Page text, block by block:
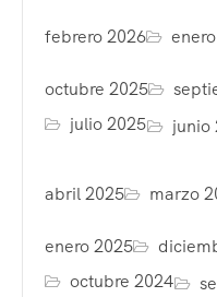
febrero 2026
octubre 2025
julio 2025
junio
abril 2025 marzo
enero 2025
octubre 2024